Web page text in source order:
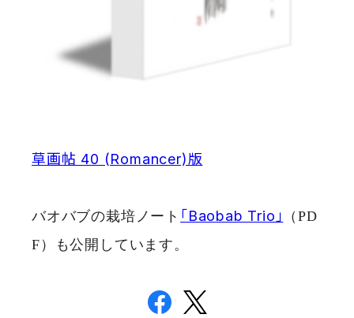
草画帖 40 (Romancer)版
バオバブの栽培ノート 「Baobab Trio」
（PD
F）も公開しています。